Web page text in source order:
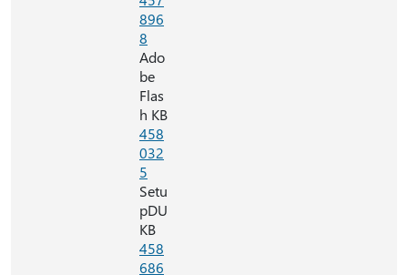
896
8
Ado
be
Flas
h KB
458
032
5
Setu
pDU
KB
458
686